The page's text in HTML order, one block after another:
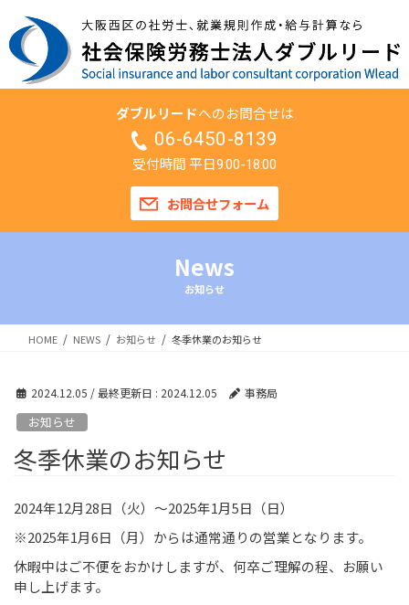
ダブルリードへのお問合せは
06-6450-8139
受付時間 平日9:00-18:00
お問合せフォーム
News
お知らせ
HOME NEWS お知らせ 冬季休業のお知らせ
2024.12.05 / 最終更新日 : 2024.12.05 事務局
お知らせ
冬季休業のお知らせ
2024年12月28日（火）～2025年1月5日（日）
※2025年1月6日（月）からは通常通りの営業となります。
休暇中はご不便をおかけしますが、何卒ご理解の程、お願い
申し上げます。